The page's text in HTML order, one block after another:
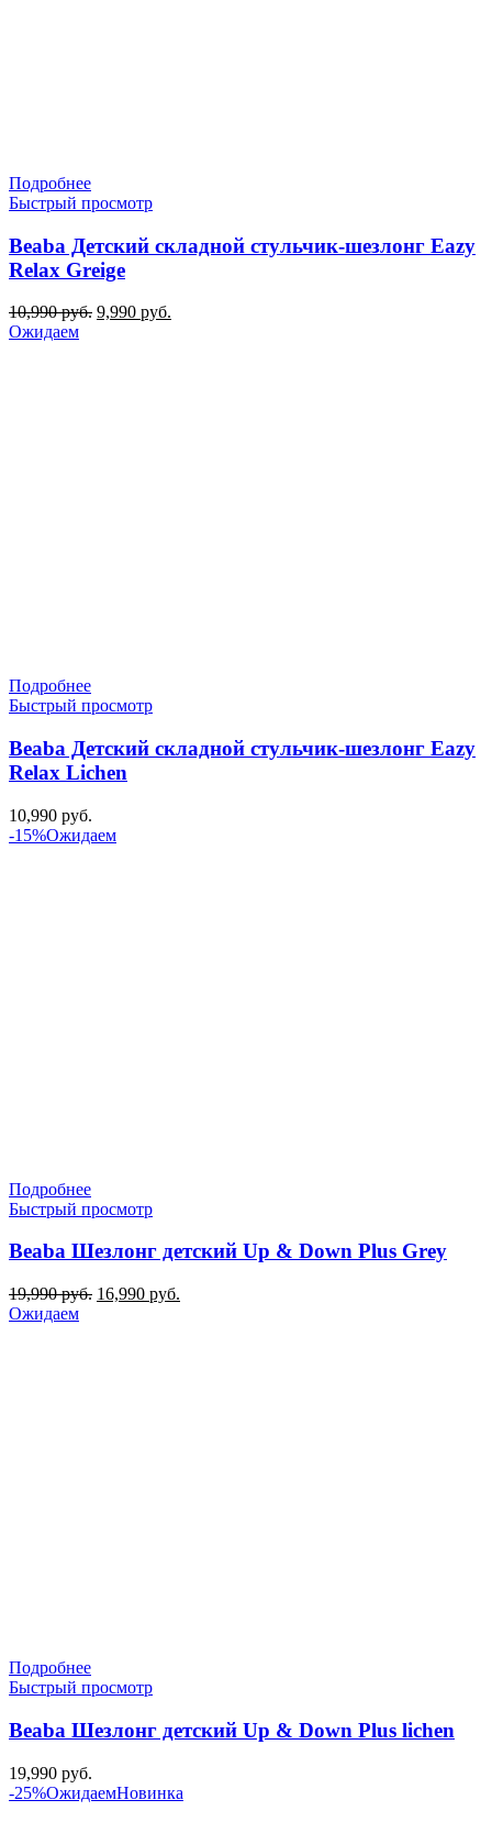
Подробнее
Быстрый просмотр
Beaba Детский складной стульчик-шезлонг Eazy
Relax Greige
10,990руб. Первоначальная
9,990 руб.
Ожидаем
Подробнее
Быстрый просмотр
Beaba Детский складной стульчик-шезлонг Eazy
Relax Lichen
10,990 руб.
-15%Ожидаем
Подробнее
Быстрый просмотр
Beaba Шезлонг детский Up & Down Plus Grey
19,990руб. Первоначальная
16,990 руб.
Ожидаем
Подробнее
Быстрый просмотр
Beaba Шезлонг детский Up & Down Plus lichen
19,990 руб.
-25%ОжидаемНовинка